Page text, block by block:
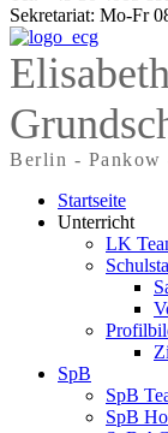
Sekretariat: Mo-Fr
Berlin - Pankow
Startseite
Unterricht
LK
SpB
SpB
SpB